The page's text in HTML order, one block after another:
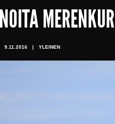
9.11.2016 | YLEINEN